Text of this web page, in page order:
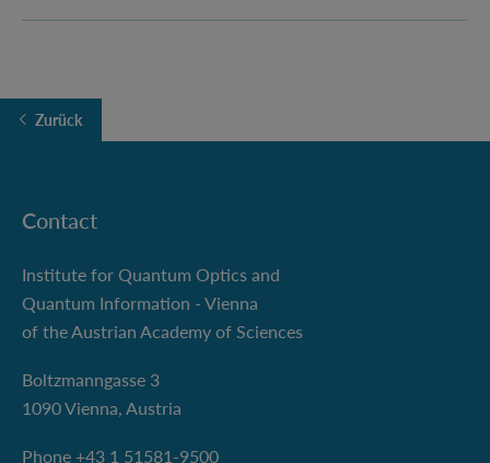
Zurück
Contact
Institute for Quantum Optics and
Quantum Information - Vienna
of the Austrian Academy of Sciences
Boltzmanngasse 3
1090 Vienna, Austria
Phone +43 1 51581-9500